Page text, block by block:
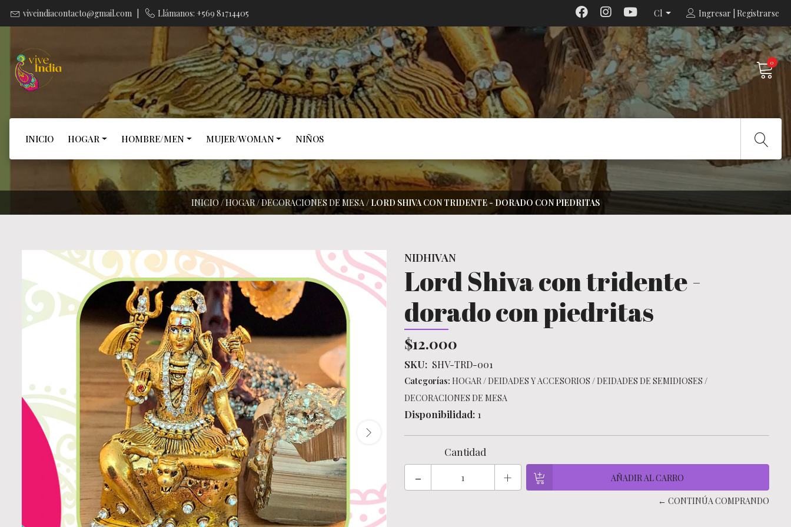
viveindiacontacto@gmail.com Llámanos: +569 81714405 Cl Ingresar | Registrarse
0
INICIO HOGAR HOMBRE/MEN MUJER/WOMAN NIÑOS
INICIO /HOGAR/DECORACIONES DE MESA/ LORD SHIVA CON TRIDENTE - DORADO CON PIEDRITAS
NIDHIVAN
Lord Shiva con tridente -
dorado con piedritas
$12.000
SKU: SHV-TRD-001
Categorías: HOGAR/DEIDADES Y ACCESORIOS /DEIDADES DE SEMIDIOSES /
DECORACIONES DE MESA
Disponibilidad: 1
Cantidad
- +
← CONTINÚA COMPRANDO